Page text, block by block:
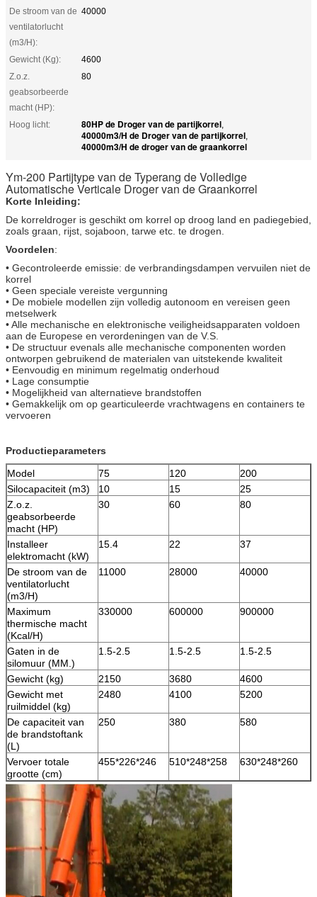
De stroom van de
ventilatorlucht
(m3/H):
40000
Gewicht (Kg):
4600
Z.o.z.
geabsorbeerde
macht (HP):
80
Hoog licht: 80HP de Droger van de partijkorrel,
40000m3/H de Droger van de partijkorrel,
40000m3/H de droger van de graankorrel
Ym-200 Partijtype van de Typerang de Volledige
Automatische Verticale Droger van de Graankorrel
Korte Inleiding:
De korreldroger is geschikt om korrel op droog land en padiegebied,
zoals graan, rijst, sojaboon, tarwe etc. te drogen.
Voordelen:
• Gecontroleerde emissie: de verbrandingsdampen vervuilen niet de
korrel
• Geen speciale vereiste vergunning
• De mobiele modellen zijn volledig autonoom en vereisen geen
metselwerk
• Alle mechanische en elektronische veiligheidsapparaten voldoen
aan de Europese en verordeningen van de V.S.
• De structuur evenals alle mechanische componenten worden
ontworpen gebruikend de materialen van uitstekende kwaliteit
• Eenvoudig en minimum regelmatig onderhoud
• Lage consumptie
• Mogelijkheid van alternatieve brandstoffen
• Gemakkelijk om op gearticuleerde vrachtwagens en containers te
vervoeren
Productieparameters
Model
75 120
200
Silocapaciteit (m3)
10 15
25
Z.o.z.
geabsorbeerde
macht (HP)
30 60 80
Installeer
elektromacht (kW)
15.4 22 37
De stroom van de
ventilatorlucht
(m3/H)
11000 28000 40000
Maximum
thermische macht
(Kcal/H)
330000 600000 900000
Gaten in de
silomuur (MM.)
1.5-2.5 1.5-2.5 1.5-2.5
Gewicht (kg) 2150 3680
4600
Gewicht met
ruilmiddel (kg)
2480 4100 5200
De capaciteit van
de brandstoftank
(L)
250 380 580
Vervoer totale
grootte (cm)
455*226*246 510*248*258 630*248*260